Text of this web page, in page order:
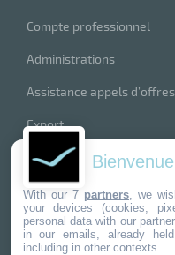
Compte professionnel
Administrations
Assistance appels d’offres
Export
index produits
nos marques
With our 7 partners , we
your devices (cookies,
personal data with our
in our emails, already
including in other contexts.